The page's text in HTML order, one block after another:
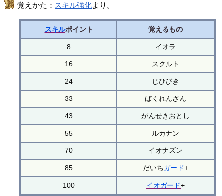
覚えかた： スキル強化より。
スキルポイント 覚えるもの
8 イオラ
16 スクルト
24 じひびき
33 ばくれんざん
43 がんせきおとし
55 ルカナン
70 イオナズン
85 だいちガード+
100 イオガード+